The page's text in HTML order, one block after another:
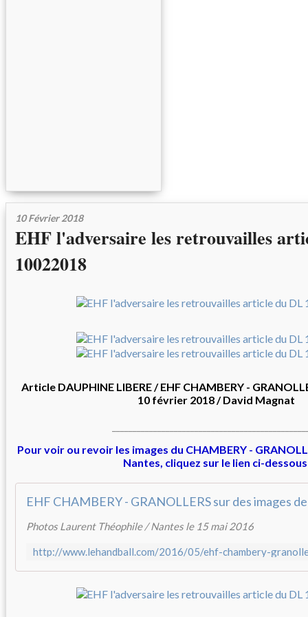
10 Février 2018
EHF l'adversaire les retrouvailles
10022018
Article DAUPHINE LIBERE / EHF CHAMBERY -
10 février 2018 / David Magnat
Pour voir ou revoir les images du CHAMBERY -
Nantes, cliquez sur le lien ci-dessous
Photos Laurent Théophile / Nantes le 15 mai 2016